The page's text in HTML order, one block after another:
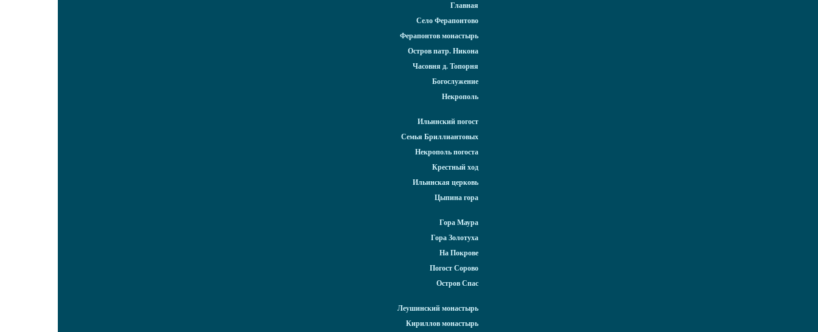
Главная
Село Ферапонтово
Ферапонтов монастырь
Остров патр. Никона
Часовня д. Топорня
Богослужение
Некрополь
Ильинский погост
Семья Бриллиантовых
Некрополь погоста
Крестный ход
Ильинская церковь
Цыпина гора
Гора Маура
Гора Золотуха
На Покрове
Погост Сорово
Остров Спас
Леушинский монастырь
Кириллов монастырь